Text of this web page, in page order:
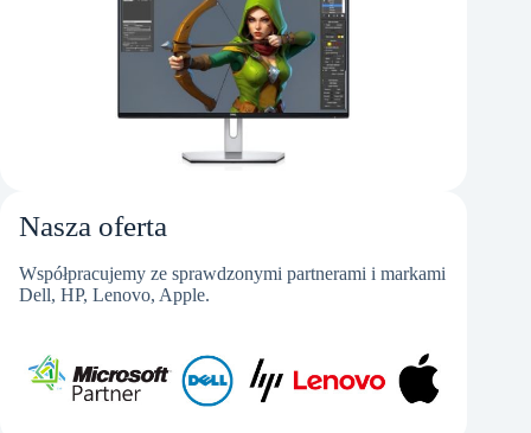
Nasza oferta
Współpracujemy ze sprawdzonymi partnerami i markami
Dell, HP, Lenovo, Apple.